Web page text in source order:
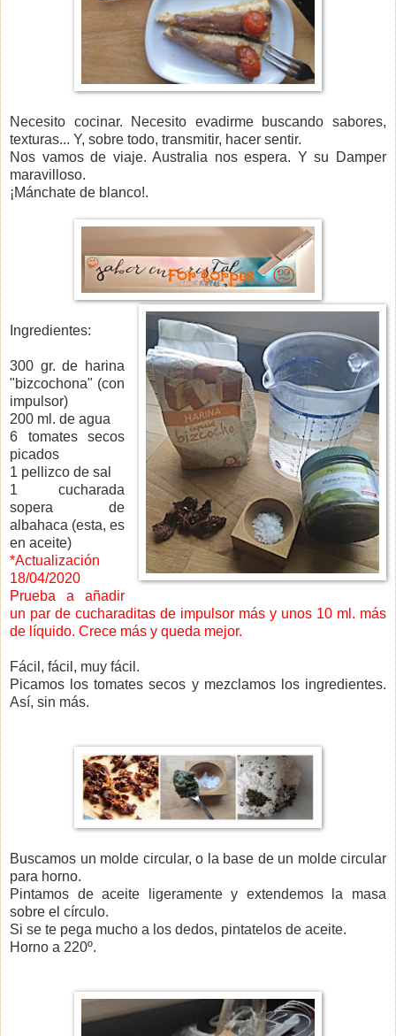
Necesito cocinar. Necesito evadirme buscando sabores,
texturas... Y, sobre todo, transmitir, hacer sentir.
Nos vamos de viaje. Australia nos espera. Y su Damper
maravilloso.
¡Mánchate de blanco!.
Ingredientes:
300 gr. de harina
"bizcochona" (con
impulsor)
200 ml. de agua
6 tomates secos
picados
1 pellizco de sal
1 cucharada
sopera de
albahaca (esta, es
en aceite)
*Actualización
18/04/2020
Prueba a añadir
un par de cucharaditas de impulsor más y unos 10 ml. más
de líquido. Crece más y queda mejor.
Fácil, fácil, muy fácil.
Picamos los tomates secos y mezclamos los ingredientes.
Así, sin más.
Buscamos un molde circular, o la base de un molde circular
para horno.
Pintamos de aceite ligeramente y extendemos la masa
sobre el círculo.
Si se te pega mucho a los dedos, pintatelos de aceite.
Horno a 220º.